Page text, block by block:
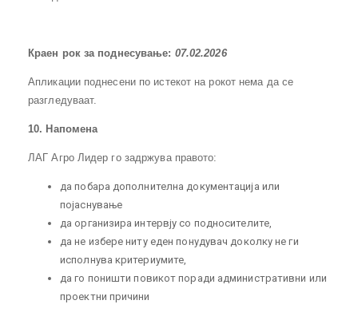
Краен рок за поднесување: 07.02.2026
Апликации поднесени по истекот на рокот нема да се
разгледуваат.
10. Напомена
ЛАГ Агро Лидер го задржува правото:
да побара дополнителна документација или
појаснување
да организира интервју со подносителите,
да не избере ниту еден понудувач доколку не ги
исполнува критериумите,
да го поништи повикот поради административни или
проектни причини